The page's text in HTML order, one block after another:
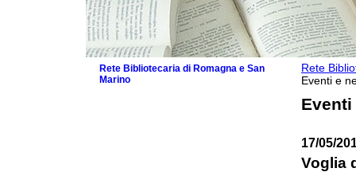
Rete
Eventi e
Eventi
17/05/
Voglia
Rete Bibliotecaria di Romagna e San
Marino